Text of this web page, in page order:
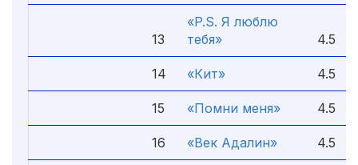
13
«P.S. Я люблю
тебя»
4.5
14 «Кит» 4.5
15 «Помни меня» 4.5
16 «Век Адалин» 4.5